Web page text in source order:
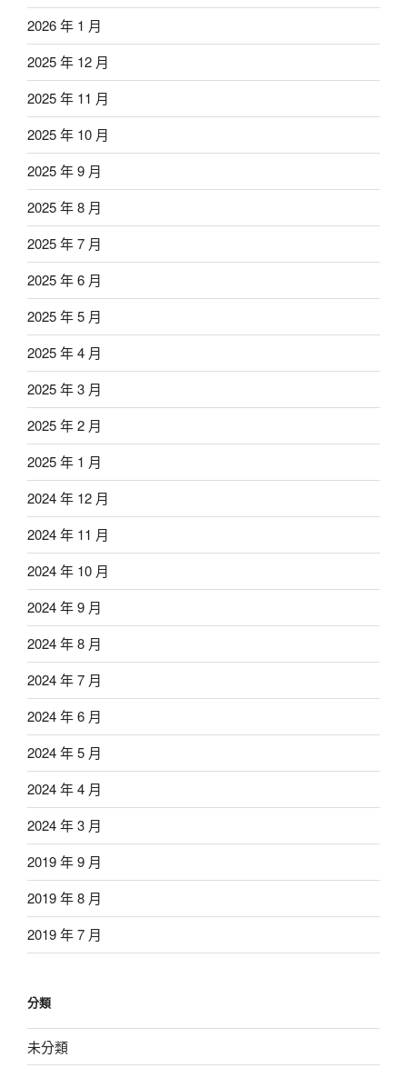
2026 年 1 月
2025 年 12 月
2025 年 11 月
2025 年 10 月
2025 年 9 月
2025 年 8 月
2025 年 7 月
2025 年 6 月
2025 年 5 月
2025 年 4 月
2025 年 3 月
2025 年 2 月
2025 年 1 月
2024 年 12 月
2024 年 11 月
2024 年 10 月
2024 年 9 月
2024 年 8 月
2024 年 7 月
2024 年 6 月
2024 年 5 月
2024 年 4 月
2024 年 3 月
2019 年 9 月
2019 年 8 月
2019 年 7 月
分類
未分類